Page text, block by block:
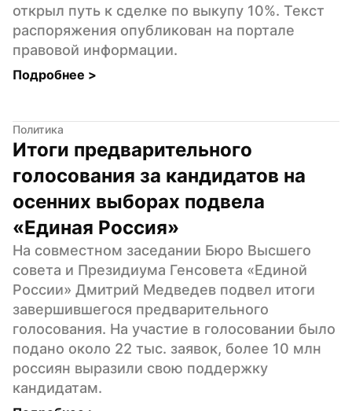
открыл путь к сделке по выкупу 10%. Текст
распоряжения опубликован на портале
правовой информации.
Подробнее >
Политика
Итоги предварительного
голосования за кандидатов на
осенних выборах подвела
«Единая Россия»
На совместном заседании Бюро Высшего
совета и Президиума Генсовета «Единой
России» Дмитрий Медведев подвел итоги
завершившегося предварительного
голосования. На участие в голосовании было
подано около 22 тыс. заявок, более 10 млн
россиян выразили свою поддержку
кандидатам.